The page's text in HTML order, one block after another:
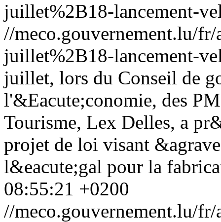
juillet%2B18-lancement-
//meco.gouvernement.lu/
juillet%2B18-lancement-
juillet, lors du Conseil de
l'&Eacute;conomie, des
Tourisme, Lex Delles, a
projet de loi visant
l&eacute;gal pour la
08:55:21 +0200
//meco.gouvernement.lu/